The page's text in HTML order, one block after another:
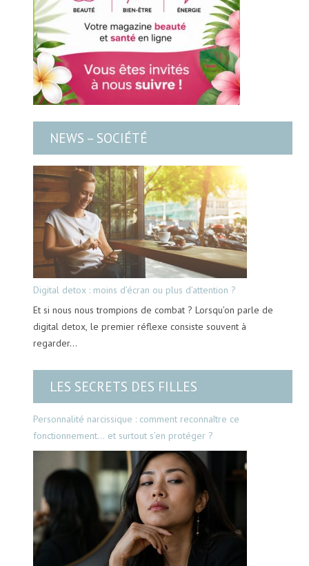
NEWS – SOCIÉTÉ
Digital detox : moins d’écran ou plus d’attention ?
Et si nous nous trompions de combat ? Lorsqu’on parle de
digital detox, le premier réflexe consiste souvent à
regarder…
LES SECRETS DES FILLES
Personnalité narcissique : comment reconnaître ce
fonctionnement… et surtout s’en protéger ?